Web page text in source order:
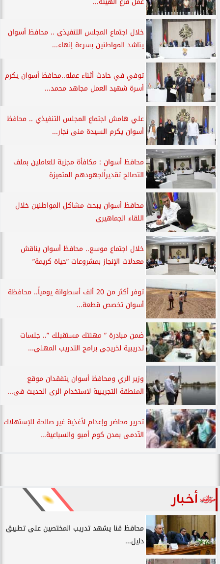
خلال اجتماع المجلس التنفيذى .. محافظ أسوان
يناشد المواطنين بسرعة إنهاء...
توفي في حادث أثناء عمله..محافظ أسوان يكرم
أسرة شهيد العمل مجاهد محمد...
علي هامش اجتماع المجلس التنفيذي .. محافظ
أسوان يكرم السيدة منى نجار...
محافظ أسوان : مكافأة مجزية للعاملين بملف
التصالح تقديراًلجهودهم المتميزة
محافظ أسوان يبحث مشاكل المواطنين خلال
اللقاء الجماهيرى
خلال اجتماع موسع.. محافظ أسوان يناقش
معدلات الإنجاز بمشروعات ”حياة كريمة”
توفر أكثر من 20 ألف أسطوانة يومياً.. محافظة
أسوان تخصص قطعة...
ضمن مبادرة ” مهنتك مستقبلك ”.. جلسات
تدريبية لخريجى برامج التدريب المهنى...
وزير الري ومحافظ أسوان يتفقدان موقع
المنطقة التجريبية لاستخدام الرى الحديث فى...
تحرير محاضر وإعدام لأغذية غير صالحة للإستهلاك
الآدمى بمدن كوم أمبو والسباعية...
أخبار
محافظ قنا يشهد تدريب المختصين على تطبيق
دليل...